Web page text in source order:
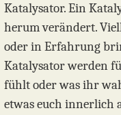
Katalysator. Ein
herum verändert.
oder in Erfahrung
Katalysator werden
fühlt oder was ihr
etwas euch innerlich